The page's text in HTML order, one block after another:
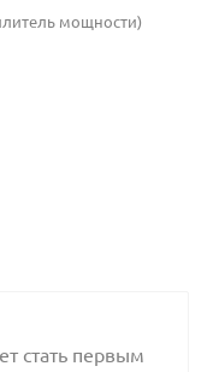
мощности)
стать первым